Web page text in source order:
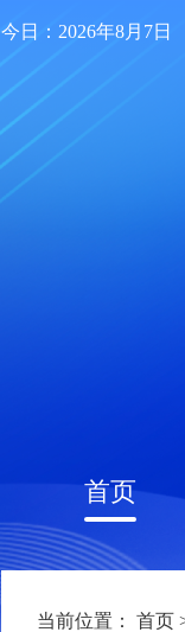
今日：2026年8月7
首页
当前位置： 首页